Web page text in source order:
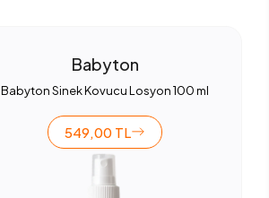
Babyton
Babyton Sinek Kovucu Losyon 100 ml
549,00 TL